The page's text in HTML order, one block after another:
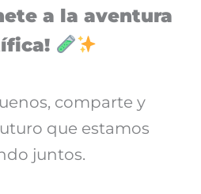
a la aventura
comparte y
que estamos
juntos.